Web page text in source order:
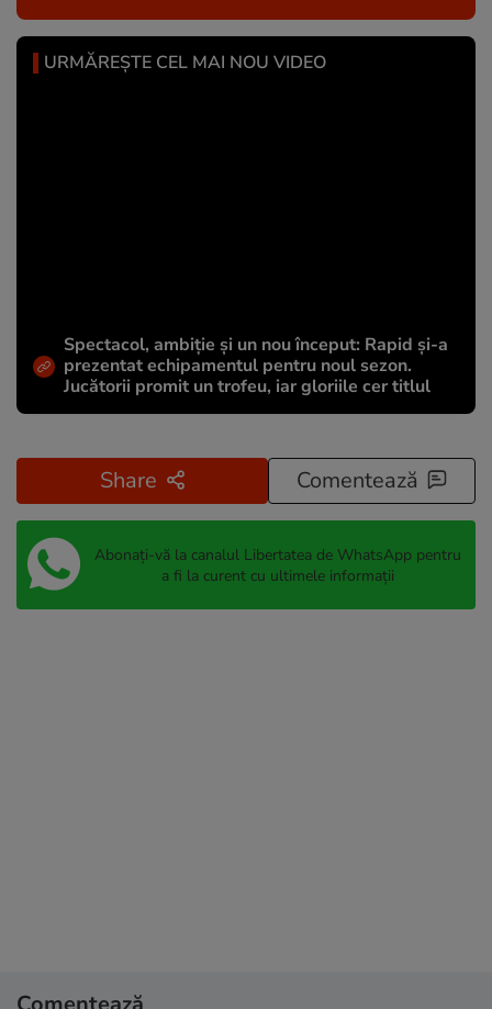
URMĂREȘTE CEL MAI NOU VIDEO
Spectacol, ambiție și un nou început: Rapid și-a
prezentat echipamentul pentru noul sezon.
Jucătorii promit un trofeu, iar gloriile cer titlul
Share Comentează
Abonați-vă la canalul Libertatea de WhatsApp pentru
a fi la curent cu ultimele informații